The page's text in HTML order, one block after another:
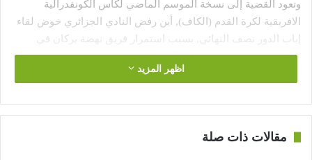
وتعود القضية إلى نسخة الموسم الماضي لكأس الكونفدرالية
الافريقية لكرة القدم (الكاف), أين رفض النادي الجزائري خوض لقاء
إياب الدور نصف النهائي, بسبب استمرار فريق نهضة بركان في
استفزازاته من خلال تمسكه باللعب بقميص يحمل خريطة وهمية
للمغرب تضم أراضي الصحراء الغربية المحتلة.
أرضية الميدان على الرغم من دخول لاعبي والطاقم الفني لفريق
وأضاف البيان: ”هذا الحكم يعكس قوة واحترافية إدارة اتحاد العاصمة
اظهر المزيد
مقالات ذات صلة